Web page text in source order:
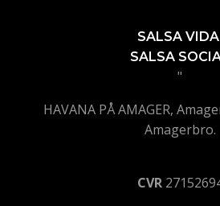
SALSA VIDA
SALSA
"
HAVANA PÅ AMAGER,
Amagerbro.
CVR